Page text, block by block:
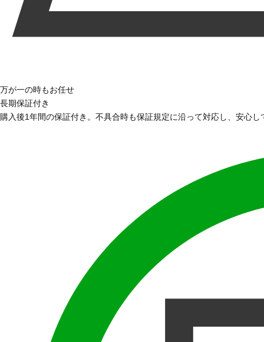
万が一の時もお任せ
長期保証付き
購入後1年間の保証付き。不具合時も保証規定に沿って対応し、安心